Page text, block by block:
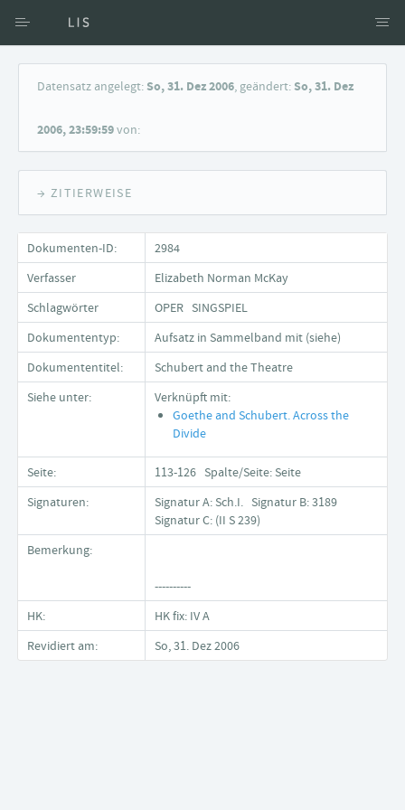
Zugang über Verfasser
Suche nach Schlagwort
Datensatz angelegt:So, 31. Dez 2006, geändert:So, 31. Dez
2006, 23:59:59von:
→ ZITIERWEISE
Dokumenten-ID:
2984
Verfasser
Elizabeth Norman McKay
Schlagwörter
OPER SINGSPIEL
Dokumententyp:
Aufsatz in Sammelband mit (siehe)
Dokumententitel:
Schubert and the Theatre
Siehe unter:
Verknüpft mit:
Goethe and Schubert. Across the
Divide
Seite:
113-126 Spalte/Seite: Seite
Signaturen:
Signatur A: Sch.I. Signatur B: 3189
Signatur C: (II S 239)
Bemerkung:
----------
HK:
HK fix: IV A
Revidiert am:
So, 31. Dez 2006